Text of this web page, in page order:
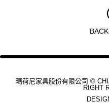
瑪荷尼家具股份有限公司 ©
RIGHT